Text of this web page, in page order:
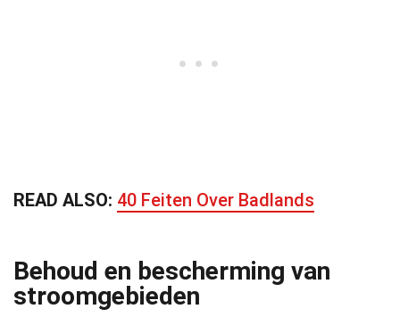
READ ALSO: 40 Feiten Over Badlands
Behoud en bescherming van
stroomgebieden